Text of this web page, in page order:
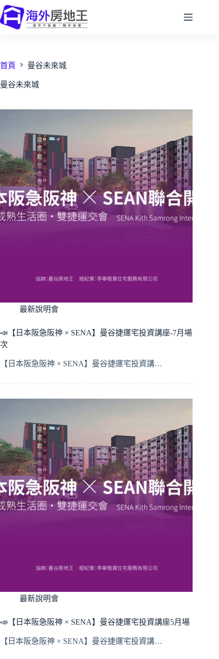
跳
至
容
首頁 曼谷未來城
曼谷未來城
最新說明會
📣【日本阪急阪神 × SENA】曼谷捷運宅投資講座-7月場
次
【日本阪急阪神 × SENA】曼谷捷運宅投資講…
最新說明會
📣【日本阪急阪神 × SENA】曼谷捷運宅投資講座5月場
【日本阪急阪神 × SENA】曼谷捷運宅投資講…